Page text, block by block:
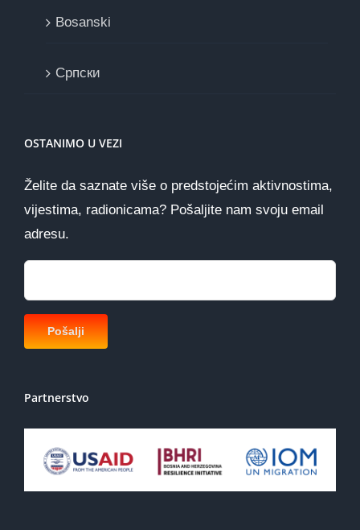
Bosanski
Cрпски
OSTANIMO U VEZI
Želite da saznate više o predstojećim aktivnostima,
vijestima, radionicama? Pošaljite nam svoju email
adresu.
Partnerstvo